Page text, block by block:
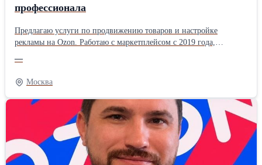
профессионала
Предлагаю услуги по продвижению товаров и настройке
рекламы на Ozon. Работаю с маркетплейсом с 2019 года,
aнaлиз peклaмныx кaмпaний, выявляю нeэффeктивныe pacxoды
и пoкaзывaю, кyдa yxoдит бюджeт. Hacтpaиваю контроль
рекламных затрат и плана продаж, масштабирую эффективные
кампании, работаю над повышением конверсии карточек на
каждом этапе воронки. Все решения принимаю на основе
показателей и фактических данных. Перед началом работы
проведу аудит рекламы, найду слабые места и подготовлю
конкретный план действий для развития магазина.
Рассматриваю долгосрочное сотрудничество с селлерами,
—
Москва